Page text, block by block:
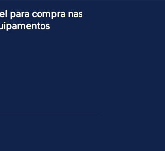
para compra nas